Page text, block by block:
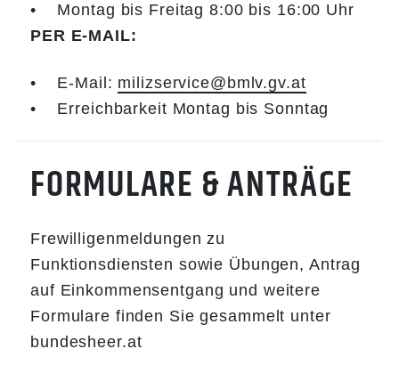
• Montag bis Freitag 8:00 bis 16:00 Uhr
PER E-MAIL:
• E-Mail: milizservice@bmlv.gv.at
• Erreichbarkeit Montag bis Sonntag
FORMULARE & ANTRÄGE
Frewilligenmeldungen zu
Funktionsdiensten sowie Übungen, Antrag
auf Einkommensentgang und weitere
Formulare finden Sie gesammelt unter
bundesheer.at